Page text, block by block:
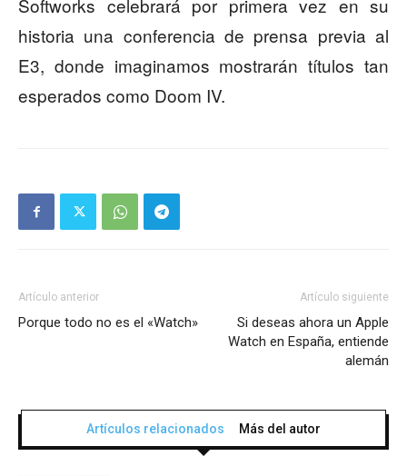
Softworks celebrará por primera vez en su
historia una conferencia de prensa previa al
E3, donde imaginamos mostrarán títulos tan
esperados como Doom IV.
Artículo anterior
Porque todo no es el «Watch»
Artículo siguiente
Si deseas ahora un Apple
Watch en España, entiende
alemán
Artículos relacionados Más del autor